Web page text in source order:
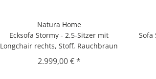
Natura Home
Ecksofa Stormy - 2,5-Sitzer mit
Longchair rechts, Stoff, Rauchbraun
2.999,00 € *
Sofa